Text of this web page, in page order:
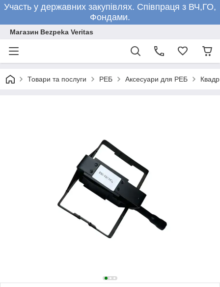
Участь у державних закупівлях. Співпраця з ВЧ,ГО,
Фондами.
Магазин Bezpeka Veritas
Товари та послуги РЕБ Аксесуари для РЕБ